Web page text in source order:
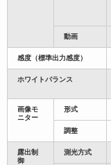
動画
感度（標準出力感度）
ホワイトバランス
画像モ
ニター
形式
調整
露出制
御
測光方式